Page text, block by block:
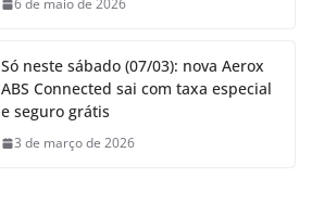
6 de maio de 2026
Só neste sábado (07/03): nova Aerox
ABS Connected sai com taxa especial
e seguro grátis
3 de março de 2026